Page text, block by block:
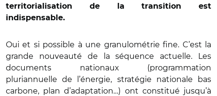
territorialisation de la transition est
indispensable.
Oui et si possible à une granulométrie fine. C’est la
grande nouveauté de la séquence actuelle. Les
documents nationaux (programmation
pluriannuelle de l’énergie, stratégie nationale bas
carbone, plan d’adaptation…) ont constitué jusqu’à